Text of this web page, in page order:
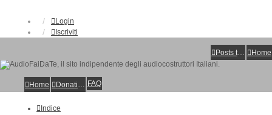
Login
Iscriviti
Posts toplist Home
Home Donations FAQ
Indice